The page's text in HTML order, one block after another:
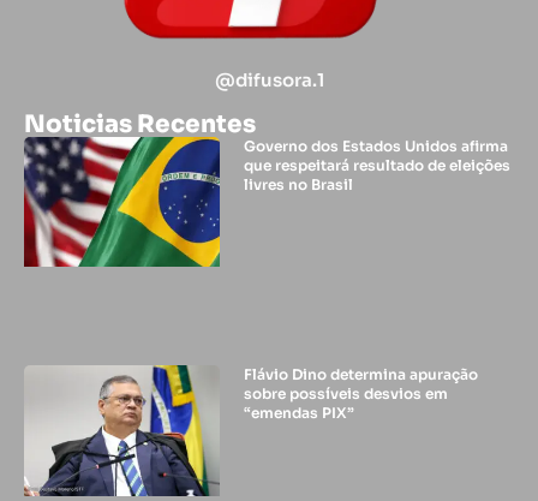
@difusora.1
Noticias Recentes
Governo dos Estados Unidos afirma
que respeitará resultado de eleições
livres no Brasil
Flávio Dino determina apuração
sobre possíveis desvios em
“emendas PIX”